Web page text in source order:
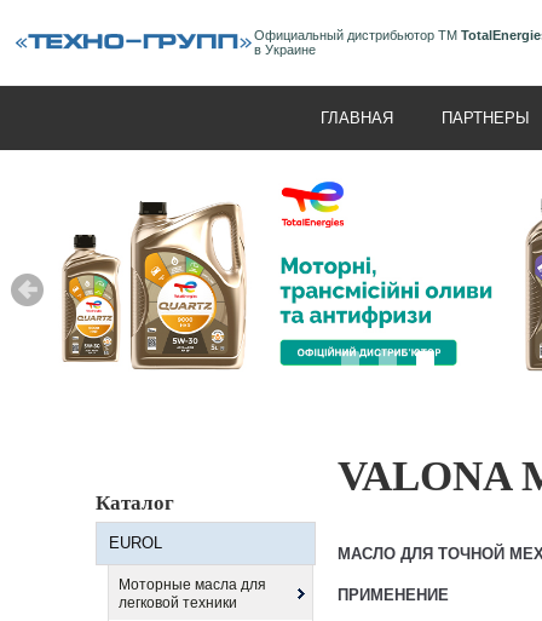
Официальный дистрибьютор ТМ
в Украине
ГЛАВНАЯ ПАРТНЕРЫ
Каталог
EUROL
Моторные масла для
легковой техники
VALONA
МАСЛО ДЛЯ ТОЧНОЙ
ПРИМЕНЕНИЕ